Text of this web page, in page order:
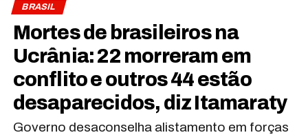
BRASIL
Mortes de brasileiros na
Ucrânia: 22 morreram em
conflito e outros 44 estão
desaparecidos, diz Itamaraty
Governo desaconselha alistamento em forças